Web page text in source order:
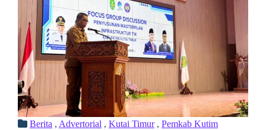
Berita , Advertorial , Kutai Timur, Pemkab Kutim